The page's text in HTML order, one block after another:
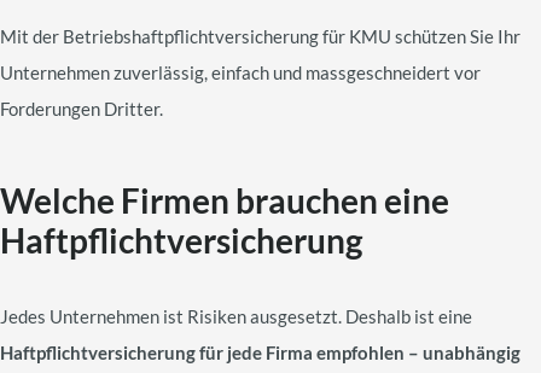
Mit der Betriebshaftpflichtversicherung für KMU schützen Sie Ihr
Unternehmen zuverlässig, einfach und massgeschneidert vor
Forderungen Dritter.
Welche Firmen brauchen eine
Haftpflichtversicherung
Jedes Unternehmen ist Risiken ausgesetzt. Deshalb ist eine
Haftpflichtversicherung für jede Firma empfohlen – unabhängig